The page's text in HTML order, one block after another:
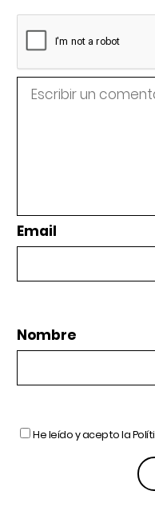
Email
Nombre
He leído y acepto la